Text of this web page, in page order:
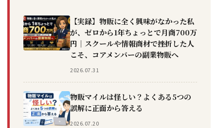
【実録】物販に全く興味がなかった私
が、ゼロから1年ちょっとで月商700万
円｜スクールや情報商材で挫折した人
こそ、コアメンバーの副業物販へ
2026.07.31
物販マイルは怪しい？よくある5つの
誤解に正面から答える
2026.07.20